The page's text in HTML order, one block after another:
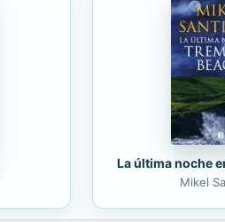
La última noche
Mikel